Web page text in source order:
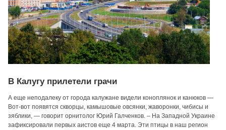
В Калугу прилетели грачи
А еще неподалеку от города калужане видели коноплянок и канюков —
Вот-вот появятся скворцы, камышовые овсянки, жаворонки, чибисы и
зяблики, — говорит орнитолог Юрий Галченков. – На Западной Украине
зафиксировали первых аистов еще 4 марта. Эти птицы в наш регион